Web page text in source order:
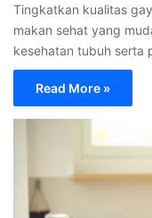
Tingkatkan kualitas
makan sehat yang
kesehatan tubuh serta
Read More »